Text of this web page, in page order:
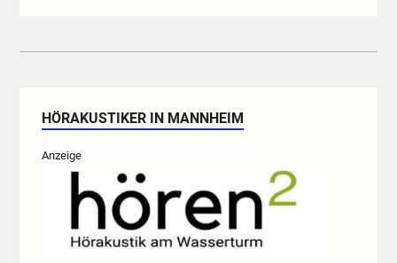
HÖRAKUSTIKER IN MANNHEIM
Anzeige